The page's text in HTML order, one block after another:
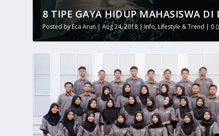
8 TIPE GAYA HIDUP MAHASISWA
Posted byEca Arun|Aug 24, 2018|Info,Lifestyle & Trend | 0